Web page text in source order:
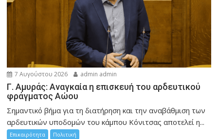
7 Αυγούστου 2026 admin admin
Γ. Αμυράς: Αναγκαία η επισκευή του αρδευτικού
φράγματος Αώου
Σημαντικό βήμα για τη διατήρηση και την αναβάθμιση των
αρδευτικών υποδομών του κάμπου Κόνιτσας αποτελεί η...
Επικαιρότητα Πολιτική